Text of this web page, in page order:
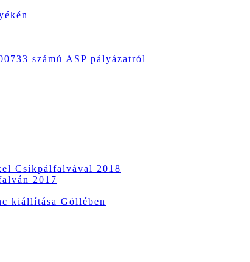
számú ASP pályázatról
Csíkpálfalvával 2018
2017
kiállítása Göllében